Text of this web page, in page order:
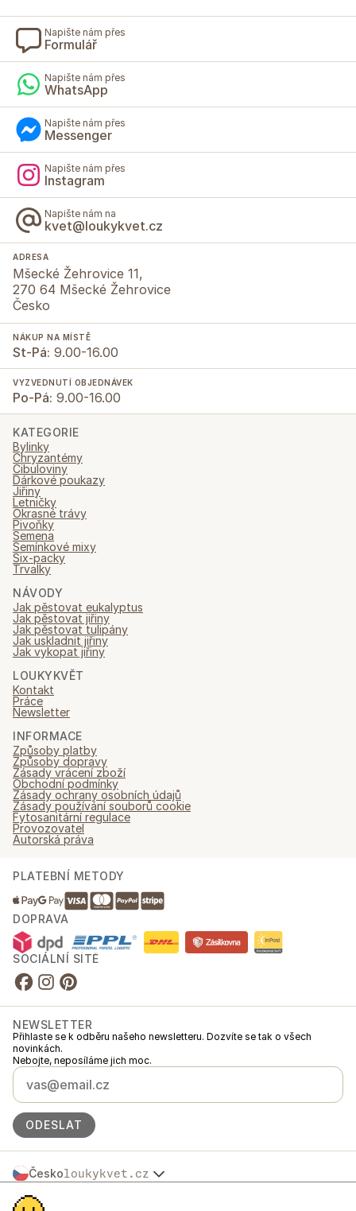
Napište nám přes
Formulář
Napište nám přes
WhatsApp
Napište nám přes
Messenger
Napište nám přes
Instagram
Napište nám na
kvet@loukykvet.cz
ADRESA
Mšecké Žehrovice 11,
270 64 Mšecké Žehrovice
Česko
NÁKUP NA MÍSTĚ
St-Pá: 9.00-16.00
VYZVEDNUTÍ OBJEDNÁVEK
Po-Pá: 9.00-16.00
KATEGORIE
Bylinky
Chryzantémy
Cibuloviny
Dárkové poukazy
Jiřiny
Letničky
Okrasné trávy
Pivoňky
Semena
Semínkové mixy
Six-packy
Trvalky
NÁVODY
Jak pěstovat eukalyptus
Jak pěstovat jiřiny
Jak pěstovat tulipány
Jak uskladnit jiřiny
Jak vykopat jiřiny
LOUKYKVĚT
Kontakt
Práce
Newsletter
INFORMACE
Způsoby platby
Způsoby dopravy
Zásady vrácení zboží
Obchodní podmínky
Zásady ochrany osobních údajů
Zásady používání souborů cookie
Fytosanitární regulace
Provozovatel
Autorská práva
PLATEBNÍ METODY
DOPRAVA
SOCIÁLNÍ SÍTĚ
NEWSLETTER
Přihlaste se k odběru našeho newsletteru. Dozvíte se tak o všech
novinkách.
Nebojte, neposíláme jich moc.
ODESLAT
Českoloukykvet.cz
Polska
© 2016 →